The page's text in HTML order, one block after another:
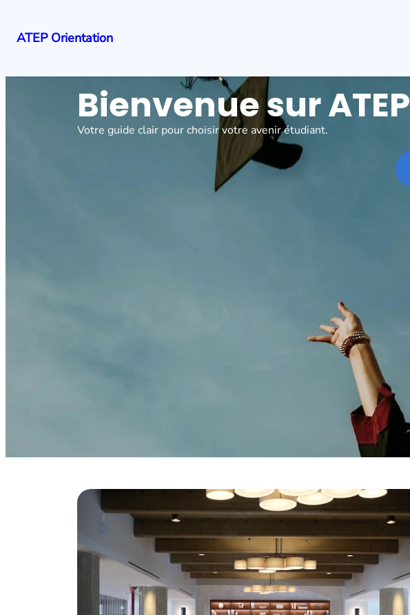
ATEP Orientation
Bienvenue sur ATEP
Votre guide clair pour choisir votre avenir étudiant.